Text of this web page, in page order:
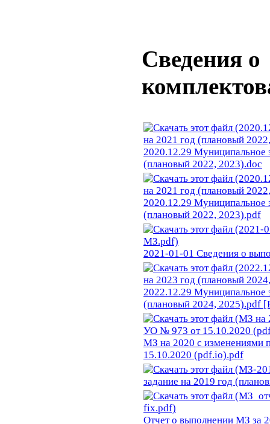
Сведения о
2020.12.29 Муниципальное
(плановый 2022, 2023).doc
2020.12.29 Муниципальное
(плановый 2022, 2023).pdf
2021-01-01 Сведения о
2022.12.29 Муниципальное
(плановый 2024, 2025).pdf
МЗ на 2020 с изменениями
15.10.2020 (pdf.io).pdf
задание на 2019 год
Отчет о выполнении МЗ за